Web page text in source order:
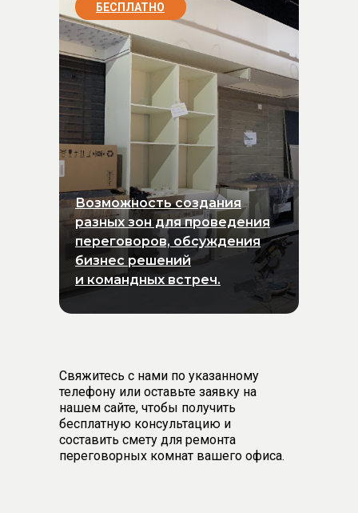
Возможность создания
разных зон для проведения
переговоров, обсуждения
бизнес решений
и командных встреч.
БЕСПЛАТНО
Свяжитесь с нами по указанному
телефону или оставьте заявку на
нашем сайте, чтобы получить
бесплатную консультацию и
составить смету для ремонта
переговорных комнат вашего офиса.